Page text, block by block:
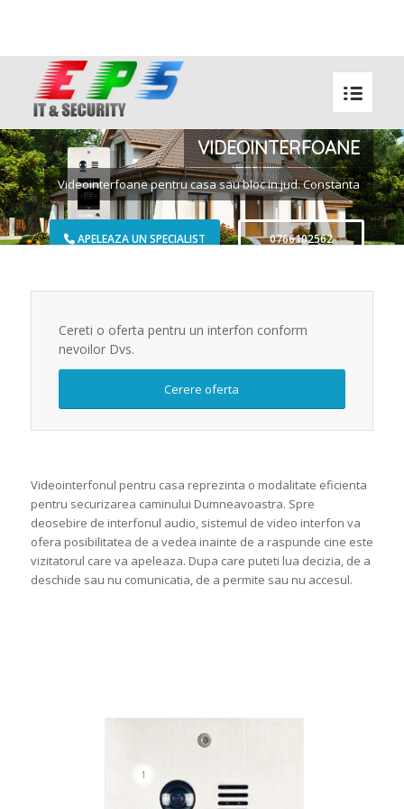
VIDEOINTERFOANE
Videointerfoane pentru casa sau bloc in jud. Constanta
APELEAZA UN SPECIALIST 0766102562
Cereti o oferta pentru un interfon conform
nevoilor Dvs.
Cerere oferta
Videointerfonul pentru casa reprezinta o modalitate eficienta
pentru securizarea caminului Dumneavoastra. Spre
deosebire de interfonul audio, sistemul de video interfon va
ofera posibilitatea de a vedea inainte de a raspunde cine este
vizitatorul care va apeleaza. Dupa care puteti lua decizia, de a
deschide sau nu comunicatia, de a permite sau nu accesul.
1